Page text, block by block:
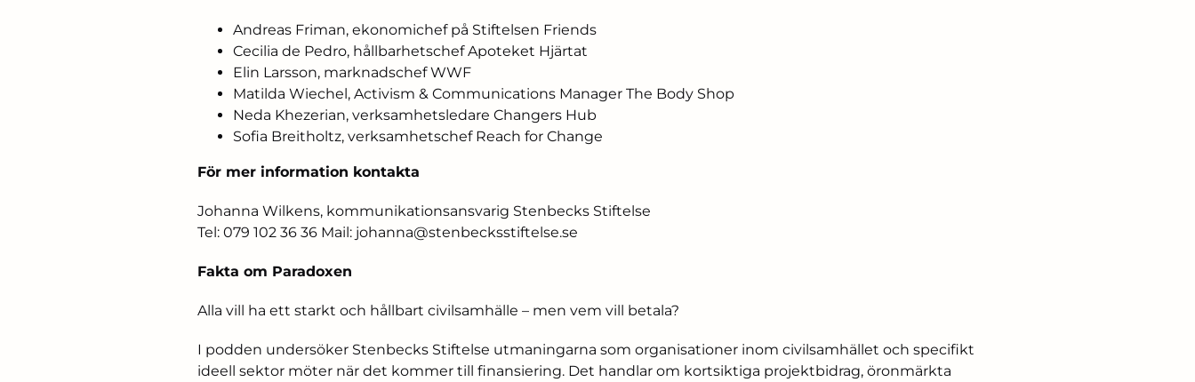
Andreas Friman, ekonomichef på Stiftelsen Friends
Cecilia de Pedro, hållbarhetschef Apoteket Hjärtat
Elin Larsson, marknadschef WWF
Matilda Wiechel, Activism & Communications Manager The Body Shop
Neda Khezerian, verksamhetsledare Changers Hub
Sofia Breitholtz, verksamhetschef Reach for Change
För mer information kontakta
Johanna Wilkens, kommunikationsansvarig Stenbecks Stiftelse
Tel: 079 102 36 36 Mail: johanna@stenbecksstiftelse.se
Fakta om Paradoxen
Alla vill ha ett starkt och hållbart civilsamhälle – men vem vill betala?
I podden undersöker Stenbecks Stiftelse utmaningarna som organisationer inom civilsamhället och specifikt
ideell sektor möter när det kommer till finansiering. Det handlar om kortsiktiga projektbidrag, öronmärkta